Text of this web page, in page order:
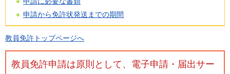
申請から免許状発送までの期間
教員免許トップページへ
教員免許申請は原則として、電子申請・届出サー